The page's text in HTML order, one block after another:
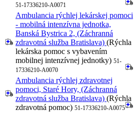
51-17336210-A0071
Ambulancia rýchlej lekárskej pomoci
- mobilná intenzívna jednotka,
Banská Bystrica 2, (Záchranná
zdravotná služba Bratislava) (Rýchla
lekárska pomoc s vybavením
mobilnej intenzívnej jednotky) 51-
17336210-A0070
Ambulancia rýchlej zdravotnej
pomoci, Staré Hory, (Záchranná
zdravotná služba Bratislava) (Rýchla
zdravotná pomoc) 51-17336210-A0075